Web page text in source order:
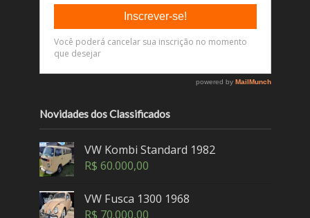
Novidades dos Classificados
VW Kombi Standard 1982
R$ 60.000,00
VW Fusca 1300 1968
R$ 70.000,00